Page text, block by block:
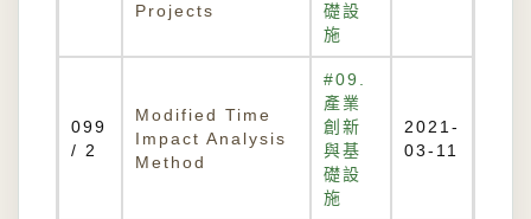
Projects
礎設
施
099
/ 2
Modified Time
Impact Analysis
Method
#09.
產業
創新
與基
礎設
施
2021-
03-11